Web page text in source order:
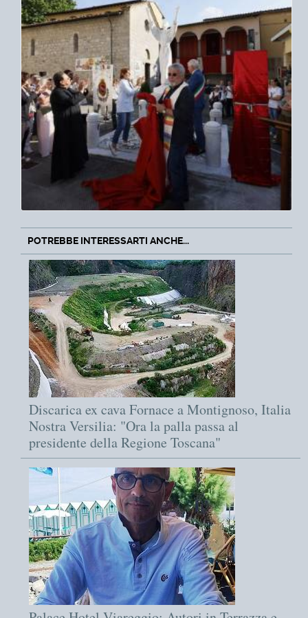
POTREBBE INTERESSARTI ANCHE...
Discarica ex cava Fornace a Montignoso, Italia
Nostra Versilia: "Ora la palla passa al
presidente della Regione Toscana"